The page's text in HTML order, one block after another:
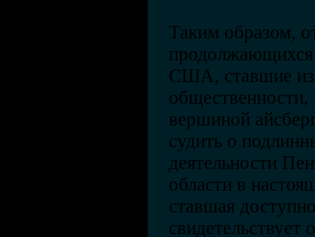
Таким образом,
США, ставшие
вершиной
судить о
деятельности
области в
ставшая